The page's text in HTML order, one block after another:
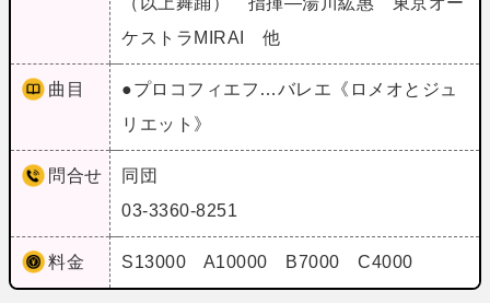
ケストラMIRAI 他
曲目
●プロコフィエフ…バレエ《ロメオとジュ
リエット》
問合せ
同団
03-3360-8251
料金 S13000 A10000 B7000 C4000